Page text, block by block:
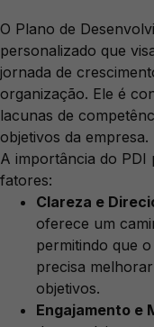
O Plano de
personalizado que
jornada de
organização. Ele é
lacunas de
objetivos da empresa.
A importância do PDI
fatores:
Clareza e
oferece um
permitindo que
precisa
objetivos.
Engajamento e